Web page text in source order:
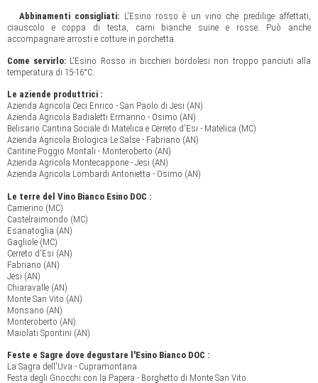
Abbinamenti consigliati: L'Esino rosso è un vino che predilige affettati,
ciauscolo e coppa di testa, carni bianche suine e rosse. Può anche
accompagnare arrosti e cotture in porchetta.
Come servirlo: L'Esino Rosso in bicchieri bordolesi non troppo panciuti alla
temperatura di 15-16°C.
Le aziende produttrici :
Azienda Agricola Ceci Enrico - San Paolo di Jesi (AN)
Azienda Agricola Badialetti Ermanno - Osimo (AN)
Belisario Cantina Sociale di Matelica e Cerreto d'Esi - Matelica (MC)
Azienda Agricola Biologica Le Salse - Fabriano (AN)
Cantine Poggio Montali - Monteroberto (AN)
Azienda Agricola Montecappone - Jesi (AN)
Azienda Agricola Lombardi Antonietta - Osimo (AN)
Le terre del Vino Bianco Esino DOC :
Camerino (MC)
Castelraimondo (MC)
Esanatoglia (AN)
Gagliole (MC)
Cerreto d'Esi (AN)
Fabriano (AN)
Jesi (AN)
Chiaravalle (AN)
Monte San Vito (AN)
Monsano (AN)
Monteroberto (AN)
Maiolati Spontini (AN)
Feste e Sagre dove degustare l'Esino Bianco DOC :
La Sagra dell'Uva - Cupramontana
Festa degli Gnocchi con la Papera - Borghetto di Monte San Vito